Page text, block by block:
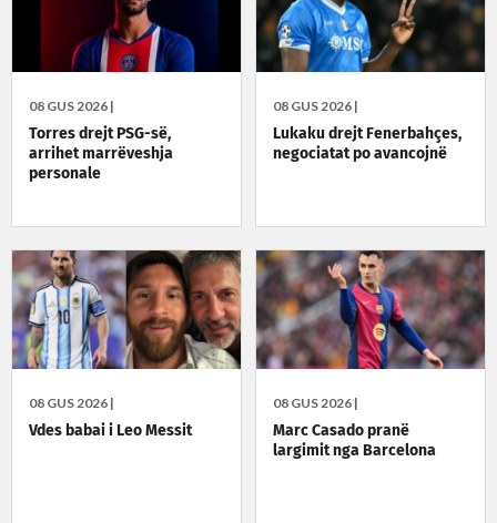
08 GUS 2026 |
Torres drejt PSG-së,
arrihet marrëveshja
personale
08 GUS 2026 |
Lukaku drejt Fenerbahçes,
negociatat po avancojnë
08 GUS 2026 |
Vdes babai i Leo Messit
08 GUS 2026 |
Marc Casado pranë
largimit nga Barcelona